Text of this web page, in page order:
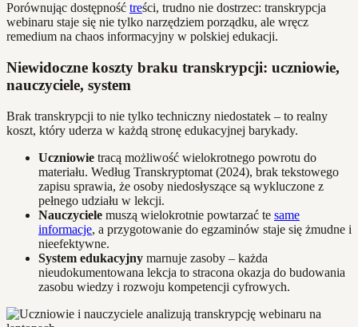
Porównując dostępność treści, trudno nie dostrzec: transkrypcja
webinaru staje się nie tylko narzędziem porządku, ale wręcz
remedium na chaos informacyjny w polskiej edukacji.
Niewidoczne koszty braku transkrypcji: uczniowie,
nauczyciele, system
Brak transkrypcji to nie tylko techniczny niedostatek – to realny
koszt, który uderza w każdą stronę edukacyjnej barykady.
Uczniowie tracą możliwość wielokrotnego powrotu do
materiału. Według Transkryptomat (2024), brak tekstowego
zapisu sprawia, że osoby niedosłyszące są wykluczone z
pełnego udziału w lekcji.
Nauczyciele muszą wielokrotnie powtarzać te same
informacje, a przygotowanie do egzaminów staje się żmudne i
nieefektywne.
System edukacyjny marnuje zasoby – każda
nieudokumentowana lekcja to stracona okazja do budowania
zasobu wiedzy i rozwoju kompetencji cyfrowych.